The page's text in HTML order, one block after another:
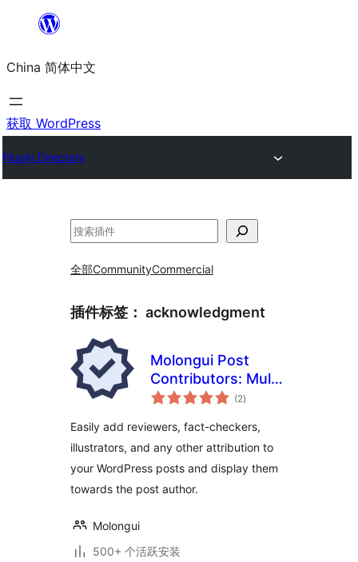
内
容
China 简体中文
获取 WordPress
Plugin Directory
搜
全部CommunityCommercial
插件标签： acknowledgment
Molongui Post
Contributors: Multi-
Role Contributor
(2总
评)
Easily add reviewers, fact-checkers,
illustrators, and any other attribution to
your WordPress posts and display them
towards the post author.
Molongui
500+ 个活跃安装